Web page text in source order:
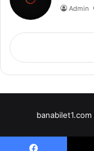
Admin
banabilet1.com